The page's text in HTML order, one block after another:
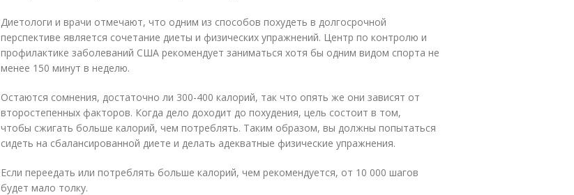
Диетологи и врачи отмечают, что одним из способов похудеть в долгосрочной
перспективе является сочетание диеты и физических упражнений. Центр по контролю и
профилактике заболеваний США рекомендует заниматься хотя бы одним видом спорта не
менее 150 минут в неделю.
Остаются сомнения, достаточно ли 300-400 калорий, так что опять же они зависят от
второстепенных факторов. Когда дело доходит до похудения, цель состоит в том,
чтобы сжигать больше калорий, чем потреблять. Таким образом, вы должны попытаться
сидеть на сбалансированной диете и делать адекватные физические упражнения.
Если переедать или потреблять больше калорий, чем рекомендуется, от 10 000 шагов
будет мало толку.